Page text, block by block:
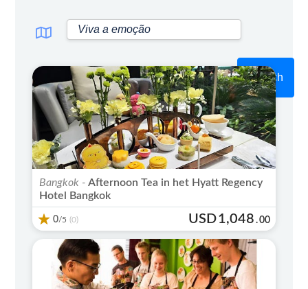
Search
Bangkok - Afternoon Tea in het Hyatt Regency
Hotel Bangkok
0/5 (0) USD1,048 .00